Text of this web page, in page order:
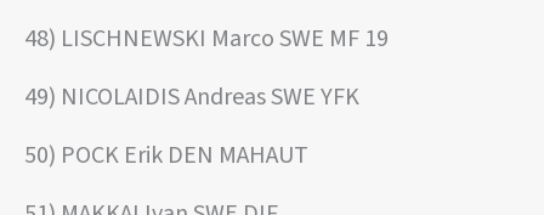
48) LISCHNEWSKI Marco SWE MF 19
49) NICOLAIDIS Andreas SWE YFK
50) POCK Erik DEN MAHAUT